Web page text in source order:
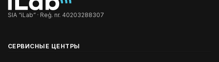
SIA “iLab” · Reģ. nr. 40203288307
СЕРВИСНЫЕ ЦЕНТРЫ